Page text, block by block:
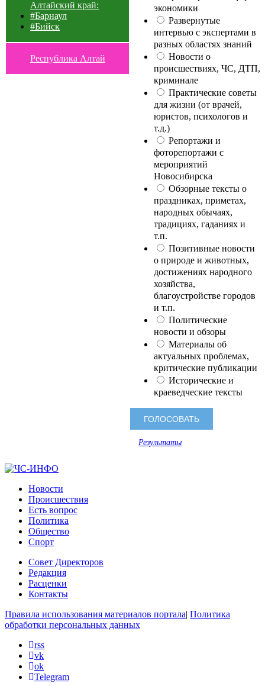
Алтайский край:
#Барнаул
#Бийск
Республика Алтай
экономики
Развернутые
интервью с экспертами в
разных областях знаний
Новости о
происшествиях, ЧС, ДТП,
криминале
Практические советы
для жизни (от врачей,
юристов, психологов и
т.д.)
Репортажи и
фоторепортажи с
мероприятий
Новосибирска
Обзорные тексты о
праздниках, приметах,
народных обычаях,
традициях, гаданиях и
т.п.
Позитивные новости
о природе и животных,
достижениях народного
хозяйства,
благоустройстве городов
и т.п.
Политические
новости и обзоры
Материалы об
актуальных проблемах,
критические публикации
Исторические и
краеведческие тексты
Результаты
Новости
Происшествия
Есть вопрос
Политика
Общество
Спорт
Совет Директоров
Редакция
Расценки
Контакты
Правила использования материалов портала| Политика
обработки персональных данных
rss
vk
ok
Telegram